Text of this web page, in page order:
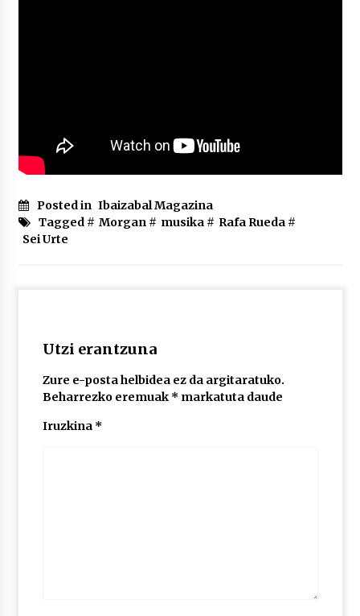
Posted in Ibaizabal Magazina
Tagged # Morgan# musika# Rafa Rueda#
Sei Urte
Utzi erantzuna
Zure e-posta helbidea ez da argitaratuko.
Beharrezko eremuak * markatuta daude
Iruzkina *